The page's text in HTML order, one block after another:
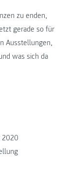
zu enden,
gerade so für
Ausstellungen,
was sich da
2020